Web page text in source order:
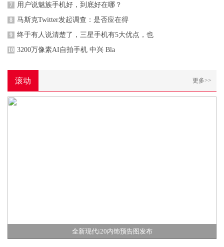
7 用户说魅族手机好，到底好在哪？
8 马斯克Twitter发起调查：是否应在得
9 终于有人说清楚了，三星手机有5大优点，也
10 3200万像素AI自拍手机 中兴 Bla
滚动 更多>>
全新现代i20内饰预告图发布